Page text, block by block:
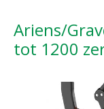
Ariens/
tot 1200